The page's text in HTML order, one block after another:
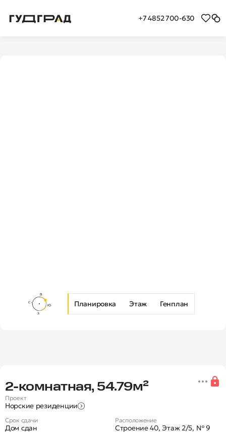
+7 4852 700-630
Планировка Этаж Генплан
Новая 2-комнатная квартира в
2‑комнатная, 54.79м²
Проект
Норские резиденции
Срок сдачи
Дом сдан
Расположение
Строение 40, Этаж 2/5, № 9